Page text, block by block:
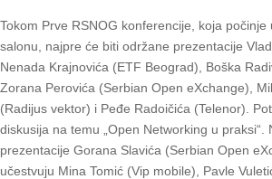
Tokom Prve RSNOG konferencije, koja
salonu, najpre će biti održane prezentacije
Nenada Krajnovića (ETF Beograd), Boška
Zorana Perovića (Serbian Open eXchange),
(Radijus vektor) i Peđe Radoičića (Telenor).
diskusija na temu „Open Networking u praksi“.
prezentacije Gorana Slavića (Serbian Open
učestvuju Mina Tomić (Vip mobile), Pavle